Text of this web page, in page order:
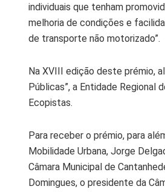
individuais que tenham
melhoria de condições e
de transporte não motorizado”.
Na XVIII edição deste prémio,
Públicas”, a Entidade
Ecopistas.
Para receber o prémio, para
Mobilidade Urbana, Jorge
Câmara Municipal de
Domingues, o presidente da